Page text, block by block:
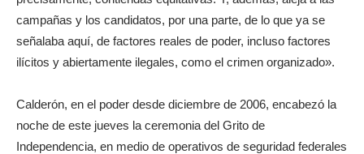
campañas y los candidatos, por una parte, de lo que ya se
señalaba aquí, de factores reales de poder, incluso factores
ilícitos y abiertamente ilegales, como el crimen organizado».
Calderón, en el poder desde diciembre de 2006, encabezó la
noche de este jueves la ceremonia del Grito de
Independencia, en medio de operativos de seguridad federales